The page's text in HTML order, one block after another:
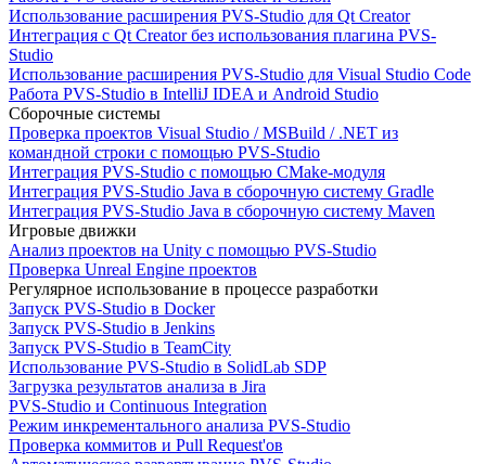
Использование расширения PVS-Studio для Qt Creator
Интеграция с Qt Creator без использования плагина PVS-
Studio
Использование расширения PVS-Studio для Visual Studio Code
Работа PVS-Studio в IntelliJ IDEA и Android Studio
Сборочные системы
Проверка проектов Visual Studio / MSBuild / .NET из
командной строки с помощью PVS-Studio
Интеграция PVS-Studio с помощью CMake-модуля
Интеграция PVS-Studio Java в сборочную систему Gradle
Интеграция PVS-Studio Java в сборочную систему Maven
Игровые движки
Анализ проектов на Unity с помощью PVS-Studio
Проверка Unreal Engine проектов
Регулярное использование в процессе разработки
Запуск PVS-Studio в Docker
Запуск PVS-Studio в Jenkins
Запуск PVS-Studio в TeamCity
Использование PVS-Studio в SolidLab SDP
Загрузка результатов анализа в Jira
PVS-Studio и Continuous Integration
Режим инкрементального анализа PVS-Studio
Проверка коммитов и Pull Request'ов